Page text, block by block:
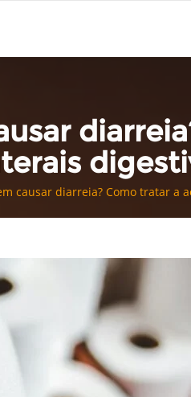
causar diarreia? Como tratar a